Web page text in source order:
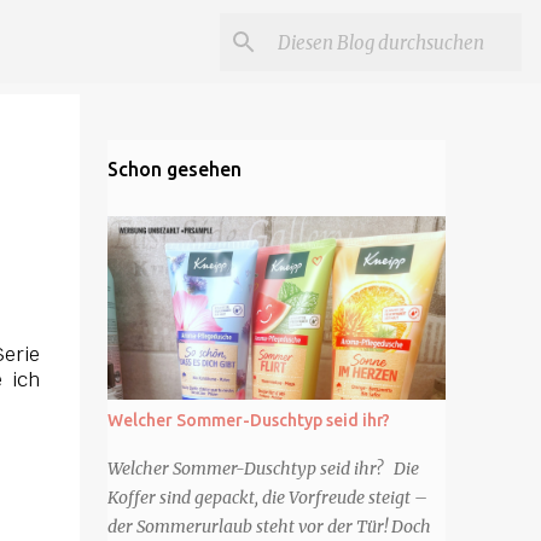
ich
Schon gesehen
Welcher Sommer-Duschtyp seid ihr?
Welcher Sommer-Duschtyp seid ihr? Die
Koffer sind gepackt, die Vorfreude steigt –
der Sommerurlaub steht vor der Tür! Doch